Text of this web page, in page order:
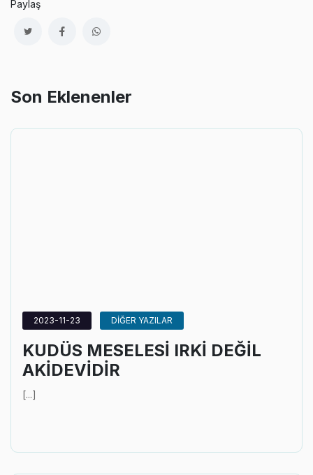
Paylaş
Son Eklenenler
2023-11-23 DİĞER YAZILAR
KUDÜS MESELESİ IRKİ DEĞİL
AKİDEVİDİR
[...]